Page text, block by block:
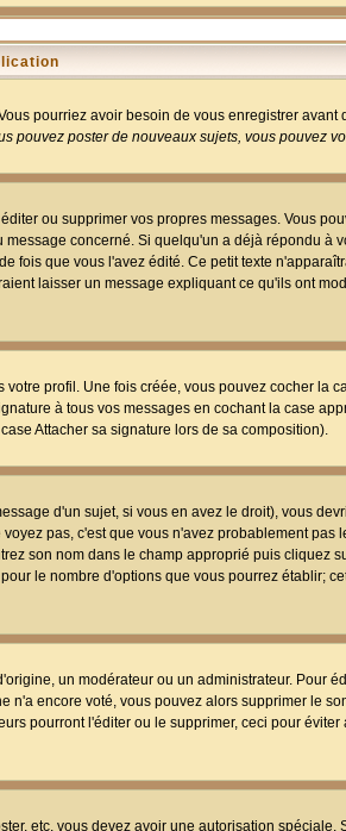
pourriez avoir besoin de vous enregistrer
pouvez poster de nouveaux sujets, vous pouvez
ou supprimer vos propres messages. Vous
message concerné. Si quelqu'un a déjà répondu à
fois que vous l'avez édité. Ce petit texte
laisser un message expliquant ce qu'ils ont
profil. Une fois créée, vous pouvez cocher la
à tous vos messages en cochant la case
Attacher sa signature lors de sa composition).
d'un sujet, si vous en avez le droit), vous
pas, c'est que vous n'avez probablement pas
son nom dans le champ approprié puis cliquez
le nombre d'options que vous pourrez établir;
un modérateur ou un administrateur. Pour
encore voté, vous pouvez alors supprimer le
pourront l'éditer ou le supprimer, ceci pour
etc. vous devez avoir une autorisation spéciale.